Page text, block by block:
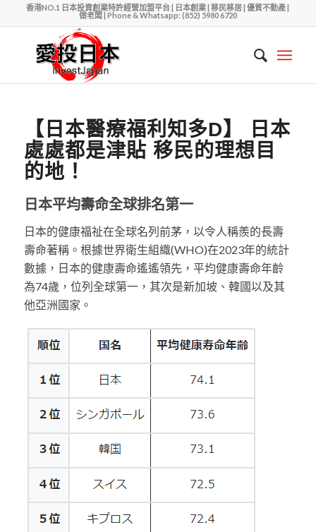
香港NO.1 日本投資創業特許經營加盟平台 | 日本創業 | 移民移居 | 優質不動產 |
做老闆 | Phone & Whatsapp: (852) 5980 6720
【日本醫療福利知多D】 日本
處處都是津貼 移民的理想目
的地！
日本平均壽命全球排名第一
日本的健康福祉在全球名列前茅，以令人稱羨的長壽
壽命著稱。根據世界衛生組織(WHO)在2023年的統計
數據，日本的健康壽命遙遙領先，平均健康壽命年齡
為74歲，位列全球第一，其次是新加坡、韓國以及其
他亞洲國家。